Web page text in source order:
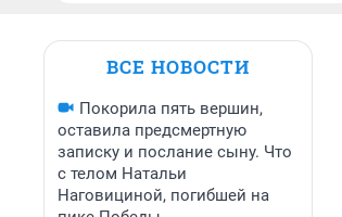
ВСЕ НОВОСТИ
Покорила пять вершин,
оставила предсмертную
записку и послание сыну. Что
с телом Натальи
Наговициной, погибшей на